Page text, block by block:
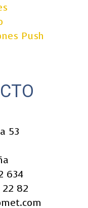
Push
53
634
82